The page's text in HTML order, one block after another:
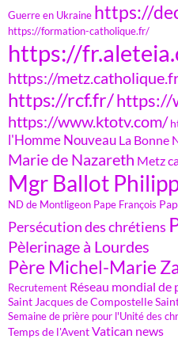
Guerre en Ukraine https://
https://formation-catholique.fr/
https://
https://
https://rcf.fr/https://
https://www.ktotv.com/
l'Homme Nouveau La Bonne
Marie de Nazareth Metz
Mgr Ballot
ND de Montligeon Pape François
Persécution des chrétiens
Pèlerinage à Lourdes
Père Michel-Marie
Recrutement Réseau mondial de
Saint Jacques de Compostelle
Semaine de prière pour l'Unité des
Temps de l'AventVatican news